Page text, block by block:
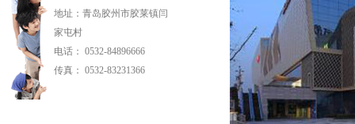
地址：青岛胶州市胶莱镇闫
家屯村
电话： 0532-84896666
传真： 0532-83231366